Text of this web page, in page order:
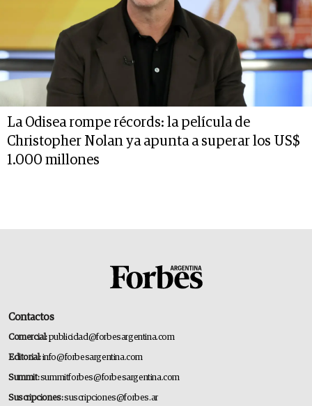
La Odisea rompe récords: la película de
Christopher Nolan ya apunta a superar los US$
1.000 millones
Contactos
Comercial:publicidad@forbesargentina.com
Editorial:info@forbesargentina.com
Summit:summitforbes@forbesargentina.com
Suscripciones:suscripciones@forbes.ar